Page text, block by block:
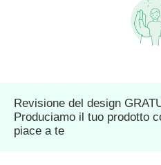
Revisione del design
Produciamo il tuo prodotto
piace a te